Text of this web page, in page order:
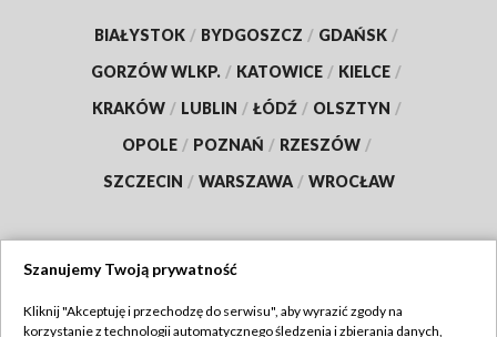
BIAŁYSTOK / BYDGOSZCZ / GDAŃSK /
GORZÓW WLKP. / KATOWICE / KIELCE /
KRAKÓW / LUBLIN / ŁÓDŹ / OLSZTYN /
OPOLE / POZNAŃ / RZESZÓW /
SZCZECIN / WARSZAWA / WROCŁAW
Szanujemy Twoją prywatność
Kliknij "Akceptuję i przechodzę do serwisu", aby wyrazić zgody na
korzystanie z technologii automatycznego śledzenia i zbierania danych,